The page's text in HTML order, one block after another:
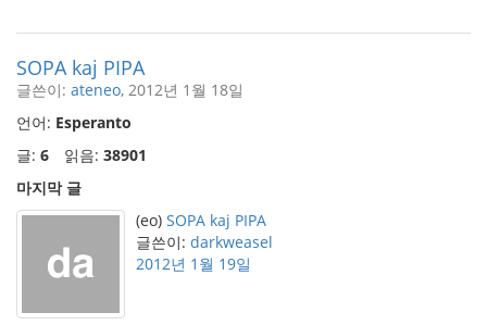
SOPA kaj PIPA
글쓴이: ateneo, 2012년 1월 18일
언어: Esperanto
글: 6 읽음: 38901
마지막 글
(eo) SOPA kaj PIPA
글쓴이: darkweasel
2012년 1월 19일